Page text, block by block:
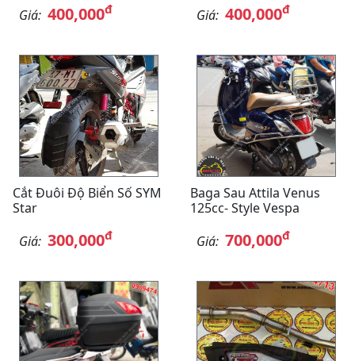
Giá: 400,000đ
Giá: 400,000đ
Cắt Đuôi Độ Biển Số SYM
Star
Giá: 300,000đ
Baga Sau Attila Venus
125cc- Style Vespa
Giá: 700,000đ